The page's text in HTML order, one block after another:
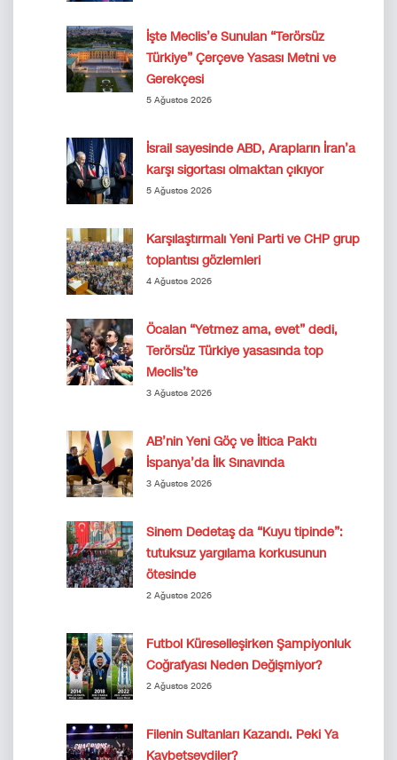
İşte Meclis’e Sunulan “Terörsüz
Türkiye” Çerçeve Yasası Metni ve
Gerekçesi
5 Ağustos 2026
İsrail sayesinde ABD, Arapların İran’a
karşı sigortası olmaktan çıkıyor
5 Ağustos 2026
Karşılaştırmalı Yeni Parti ve CHP grup
toplantısı gözlemleri
4 Ağustos 2026
Öcalan “Yetmez ama, evet” dedi,
Terörsüz Türkiye yasasında top
Meclis’te
3 Ağustos 2026
AB’nin Yeni Göç ve İltica Paktı
İspanya’da İlk Sınavında
3 Ağustos 2026
Sinem Dedetaş da “Kuyu tipinde”:
tutuksuz yargılama korkusunun
ötesinde
2 Ağustos 2026
Futbol Küreselleşirken Şampiyonluk
Coğrafyası Neden Değişmiyor?
2 Ağustos 2026
Filenin Sultanları Kazandı. Peki Ya
Kaybetseydiler?